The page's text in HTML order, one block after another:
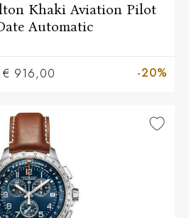
Khaki Aviation Pilot
Automatic
€ 916,00 -20%